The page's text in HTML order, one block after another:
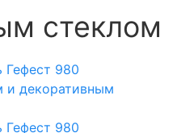
стеклом